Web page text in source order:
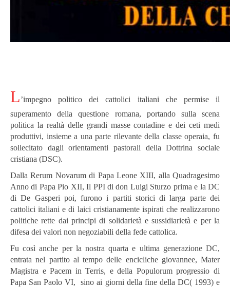
L’impegno politico dei cattolici italiani che permise il
superamento della questione romana, portando sulla scena
politica la realtà delle grandi masse contadine e dei ceti medi
produttivi, insieme a una parte rilevante della classe operaia, fu
sollecitato dagli orientamenti pastorali della Dottrina sociale
cristiana (DSC).
Dalla Rerum Novarum di Papa Leone XIII, alla Quadragesimo
Anno di Papa Pio XII, Il PPI di don Luigi Sturzo prima e la DC
di De Gasperi poi, furono i partiti storici di larga parte dei
cattolici italiani e di laici cristianamente ispirati che realizzarono
politiche rette dai principi di solidarietà e sussidiarietà e per la
difesa dei valori non negoziabili della fede cattolica.
Fu così anche per la nostra quarta e ultima generazione DC,
entrata nel partito al tempo delle encicliche giovannee, Mater
Magistra e Pacem in Terris, e della Populorum progressio di
Papa San Paolo VI, sino ai giorni della fine della DC( 1993) e